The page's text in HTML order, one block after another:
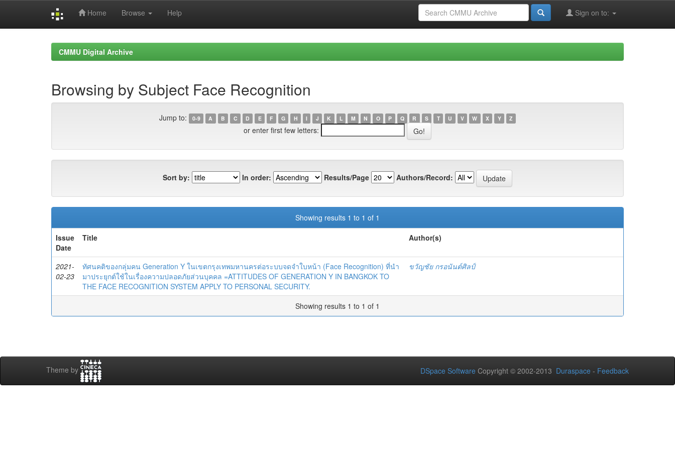
Home Browse Help Sign on to:
CMMU Digital Archive
Browsing by Subject Face Recognition
Jump to: 0-9 A B C D E F G H I J K L M N O P Q R S T U V W X Y Z
or enter first few letters:
Sort by: In order: Results/Page Authors/Record:
Showing results 1 to 1 of 1
Issue
Date
Title Author(s)
2021-
02-23
ทัศนคติของกลุ่มคน Generation Y ในเขตกรุงเทพมหานครต่อระบบจดจำใบหน้า (Face Recognition) ที่นำ
มาประยุกต์ใช้ในเรื่องความปลอดภัยส่วนบุคคล =ATTITUDES OF GENERATION Y IN BANGKOK TO
THE FACE RECOGNITION SYSTEM APPLY TO PERSONAL SECURITY.
ขวัญชัย กรอนันต์ศิลป์
Showing results 1 to 1 of 1
Theme by DSpace Software Copyright © 2002-2013 Duraspace - Feedback